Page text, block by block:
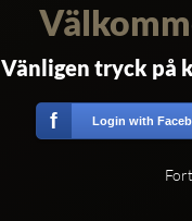
Vänligen tryck på
f Login with